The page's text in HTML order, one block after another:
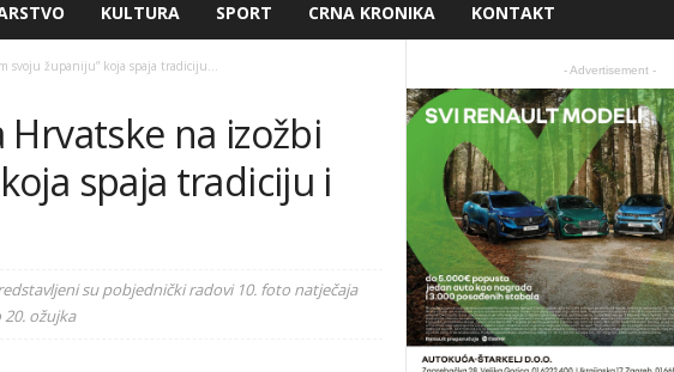
KULTURA SPORT CRNA KRONIKA KONTAKT
svoju županiju” koja spaja tradiciju...
na izožbi
spaja tradiciju i
su pobjednički radovi 10. foto natječaja
ožujka
- Advertisement -